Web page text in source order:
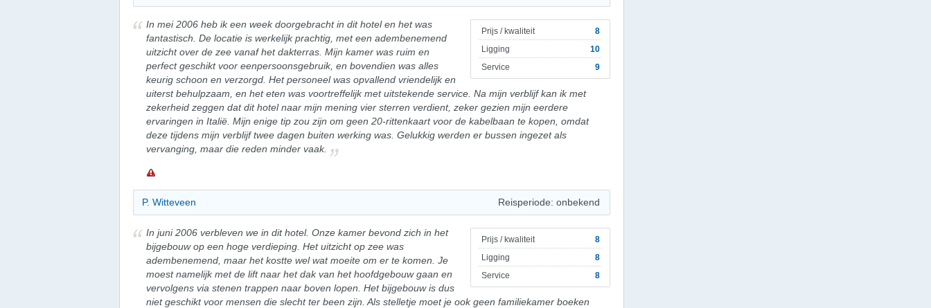
Prijs / kwaliteit
8
Ligging
10
Service
9
In mei 2006 heb ik een week doorgebracht in dit hotel en het was
fantastisch. De locatie is werkelijk prachtig, met een adembenemend
uitzicht over de zee vanaf het dakterras. Mijn kamer was ruim en
perfect geschikt voor eenpersoonsgebruik, en bovendien was alles
keurig schoon en verzorgd. Het personeel was opvallend vriendelijk en
uiterst behulpzaam, en het eten was voortreffelijk met uitstekende service. Na mijn verblijf kan ik met
zekerheid zeggen dat dit hotel naar mijn mening vier sterren verdient, zeker gezien mijn eerdere
ervaringen in Italië. Mijn enige tip zou zijn om geen 20-rittenkaart voor de kabelbaan te kopen, omdat
deze tijdens mijn verblijf twee dagen buiten werking was. Gelukkig werden er bussen ingezet als
vervanging, maar die reden minder vaak.
P. Witteveen Reisperiode: onbekend
Prijs / kwaliteit
8
Ligging
8
Service
8
In juni 2006 verbleven we in dit hotel. Onze kamer bevond zich in het
bijgebouw op een hoge verdieping. Het uitzicht op zee was
adembenemend, maar het kostte wel wat moeite om er te komen. Je
moest namelijk met de lift naar het dak van het hoofdgebouw gaan en
vervolgens via stenen trappen naar boven lopen. Het bijgebouw is dus
niet geschikt voor mensen die slecht ter been zijn. Als stelletje moet je ook geen familiekamer boeken